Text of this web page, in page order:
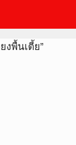
งพื้นเตี้ย”